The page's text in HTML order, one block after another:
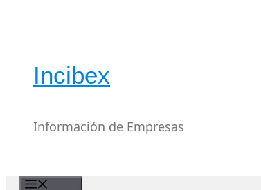
Incibex
Información de Empresas